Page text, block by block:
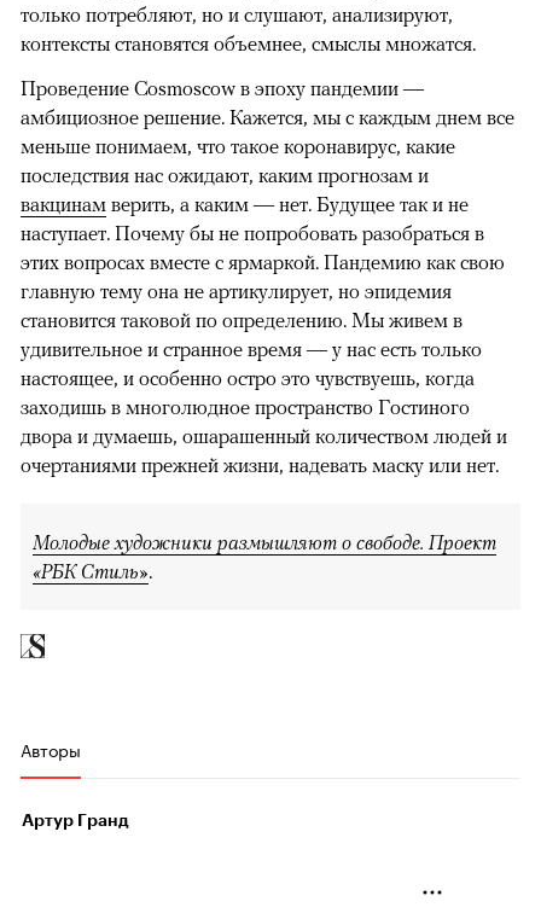
только потребляют, но и слушают, анализируют,
контексты становятся объемнее, смыслы множатся.
Проведение Cosmoscow в эпоху пандемии —
амбициозное решение. Кажется, мы с каждым днем все
меньше понимаем, что такое коронавирус, какие
последствия нас ожидают, каким прогнозам и
вакцинам верить, а каким — нет. Будущее так и не
наступает. Почему бы не попробовать разобраться в
этих вопросах вместе с ярмаркой. Пандемию как свою
главную тему она не артикулирует, но эпидемия
становится таковой по определению. Мы живем в
удивительное и странное время — у нас есть только
настоящее, и особенно остро это чувствуешь, когда
заходишь в многолюдное пространство Гостиного
двора и думаешь, ошарашенный количеством людей и
очертаниями прежней жизни, надевать маску или нет.
Молодые художники размышляют о свободе. Проект
«РБК Стиль».
Авторы
Артур Гранд